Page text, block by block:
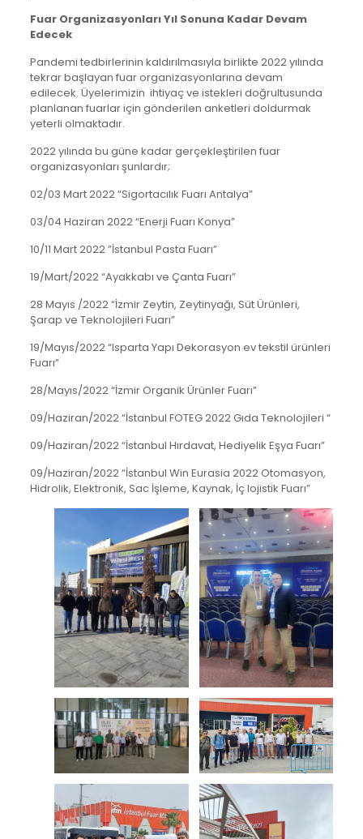
Fuar Organizasyonları Yıl Sonuna Kadar Devam
Edecek
Pandemi tedbirlerinin kaldırılmasıyla birlikte 2022 yılında
tekrar başlayan fuar organizasyonlarına devam
edilecek. Üyelerimizin ihtiyaç ve istekleri doğrultusunda
planlanan fuarlar için gönderilen anketleri doldurmak
yeterli olmaktadır.
2022 yılında bu güne kadar gerçekleştirilen fuar
organizasyonları şunlardır;
02/03 Mart 2022 “Sigortacılık Fuarı Antalya”
03/04 Haziran 2022 “Enerji Fuarı Konya”
10/11 Mart 2022 ”İstanbul Pasta Fuarı”
19/Mart/2022 “Ayakkabı ve Çanta Fuarı”
28 Mayıs /2022 “İzmir Zeytin, Zeytinyağı, Süt Ürünleri,
Şarap ve Teknolojileri Fuarı”
19/Mayıs/2022 “Isparta Yapı Dekorasyon ev tekstil ürünleri
Fuarı”
28/Mayıs/2022 “İzmir Organik Ürünler Fuarı”
09/Haziran/2022 “İstanbul FOTEG 2022 Gıda Teknolojileri “
09/Haziran/2022 “İstanbul Hırdavat, Hediyelik Eşya Fuarı”
09/Haziran/2022 “İstanbul Win Eurasia 2022 Otomasyon,
Hidrolik, Elektronik, Sac İşleme, Kaynak, İç lojistik Fuarı”